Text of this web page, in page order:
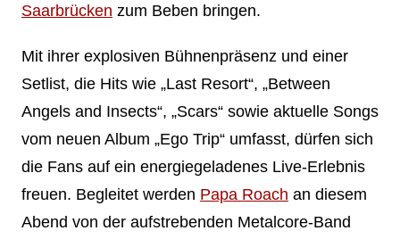
Saarbrücken zum Beben bringen.
Mit ihrer explosiven Bühnenpräsenz und einer
Setlist, die Hits wie „Last Resort“, „Between
Angels and Insects“, „Scars“ sowie aktuelle Songs
vom neuen Album „Ego Trip“ umfasst, dürfen sich
die Fans auf ein energiegeladenes Live-Erlebnis
freuen. Begleitet werden Papa Roach an diesem
Abend von der aufstrebenden Metalcore-Band